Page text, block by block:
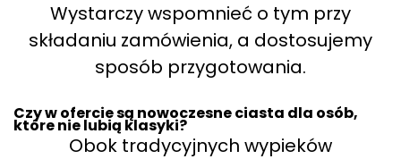
Wystarczy wspomnieć o tym przy
składaniu zamówienia, a dostosujemy
sposób przygotowania.
Czy w ofercie są nowoczesne ciasta dla osób,
które nie lubią klasyki?
Obok tradycyjnych wypieków